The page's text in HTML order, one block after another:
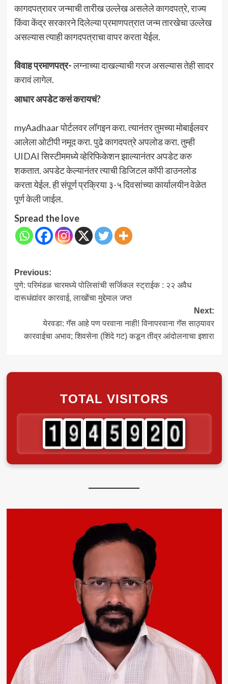
कागदपत्रावर जन्माची तारीख उल्लेख असलेले कागदपत्रे, राज्य
किंवा केंद्र सरकारने दिलेल्या प्रमाणपत्रात जन्म तारखेचा उल्लेख
असल्यास त्याही कागदपत्राचा वापर करता येईल.
विवाह प्रमाणपत्र-लग्नाच्या दाखल्याची गरज असल्यास तेही सादर
करावं लागेल.
आधार अपडेट कसं करायचं?
myAadhaar पोर्टलवर लॉगइन करा. त्यानंतर तुमच्या मोबाईलवर
आलेला ओटीपी नमूद करा. पुढे कागदपत्रे अपलोड करा. तुम्ही
UIDAI सिस्टीममध्ये व्हेरिफिकेशन झाल्यानंतर अपडेट करु
शकतात. अपडेट केल्यानंतर त्याची डिजिटल कॉपी डाउनलोड
करता येईल. ही संपूर्ण प्रक्रिया ३-५ दिवसांच्या कार्यालयीन वेळेत
पूर्ण केली जाईल.
Spread the love
Post
navigation
Previous:
पुणे: परिमंडळ चारमध्ये पोलिसांची सर्जिकल स्ट्राईक : २२ अवैध
दारूधंद्यांवर कारवाई, लाखोंचा मुद्देमाल जप्त
Next:
येरवडा: गॅस आहे पण परवाना नाही! विनापरवाना गॅस साठ्यावर
कारवाईचा अभाव; शिवसेना (शिंदे गट) कडून तीव्र आंदोलनाचा इशारा
TOTAL VISITORS